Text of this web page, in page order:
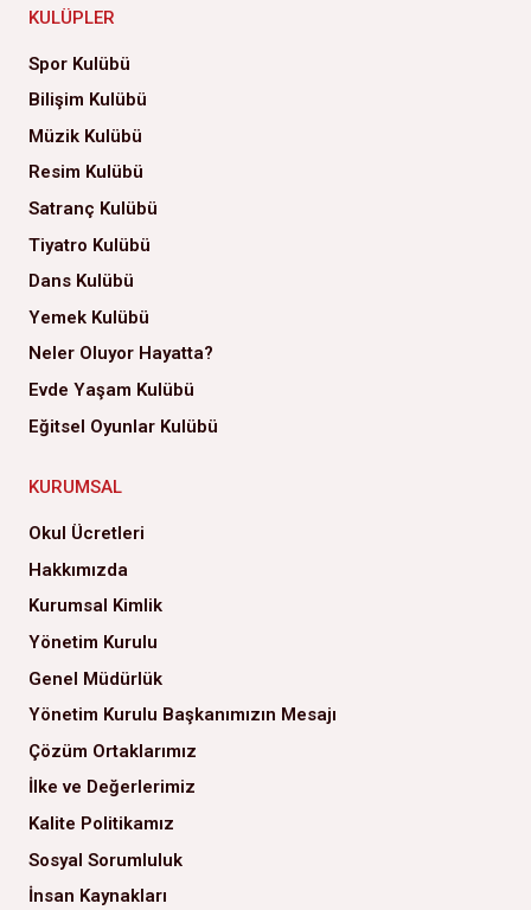
KULÜPLER
Spor Kulübü
Bilişim Kulübü
Müzik Kulübü
Resim Kulübü
Satranç Kulübü
Tiyatro Kulübü
Dans Kulübü
Yemek Kulübü
Neler Oluyor Hayatta?
Evde Yaşam Kulübü
Eğitsel Oyunlar Kulübü
KURUMSAL
Okul Ücretleri
Hakkımızda
Kurumsal Kimlik
Yönetim Kurulu
Genel Müdürlük
Yönetim Kurulu Başkanımızın Mesajı
Çözüm Ortaklarımız
İlke ve Değerlerimiz
Kalite Politikamız
Sosyal Sorumluluk
İnsan Kaynakları